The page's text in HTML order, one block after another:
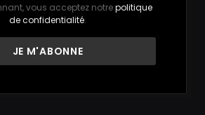
vous acceptez notrepolitique
de confidentialité.